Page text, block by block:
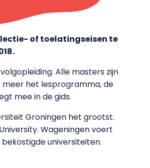
of toelatingseisen te
Alle masters zijn
meer het lesprogramma, de
mee in de gids.
Groningen het grootst.
Wageningen voert
universiteiten.